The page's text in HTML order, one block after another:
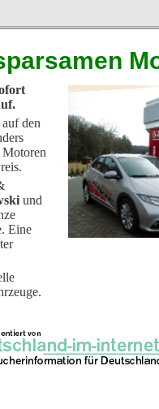
den
Motoren
und
Eine